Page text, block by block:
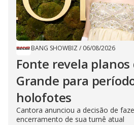
BANG SHOWBIZ / 06/08/2026
Fonte revela planos
Grande para
holofotes
Cantora anunciou a decisão de
encerramento de sua turnê atual